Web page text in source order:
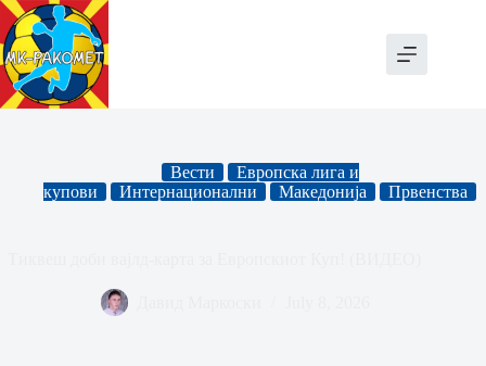
Skip
to
content
Вести
Европска лига и
купови
Интернационални Македонија Првенства